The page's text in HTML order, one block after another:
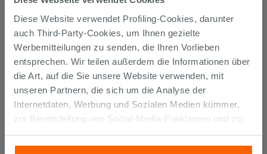
Diese Website verwendet Profiling-Cookies, darunter
auch Third-Party-Cookies, um Ihnen gezielte
Werbemitteilungen zu senden, die Ihren Vorlieben
entsprechen. Wir teilen außerdem die Informationen über
die Art, auf die Sie unsere Website verwenden, mit
unseren Partnern, die sich um die Analyse der
Internetdaten, Werbung und Sozialen Medien kümmer,
zur Bereitstellung von Social-Media-Funktionen und zur
Analyse unseres Datenverkehrs. Diese könnten sie mit
anderen Informationen, die Sie ihnen geliefert haben oder
AUCH...